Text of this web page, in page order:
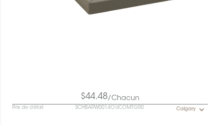
$44.48/Chacun
Prix de détail SCHBARW0014OUCOMTGR0 Calgary